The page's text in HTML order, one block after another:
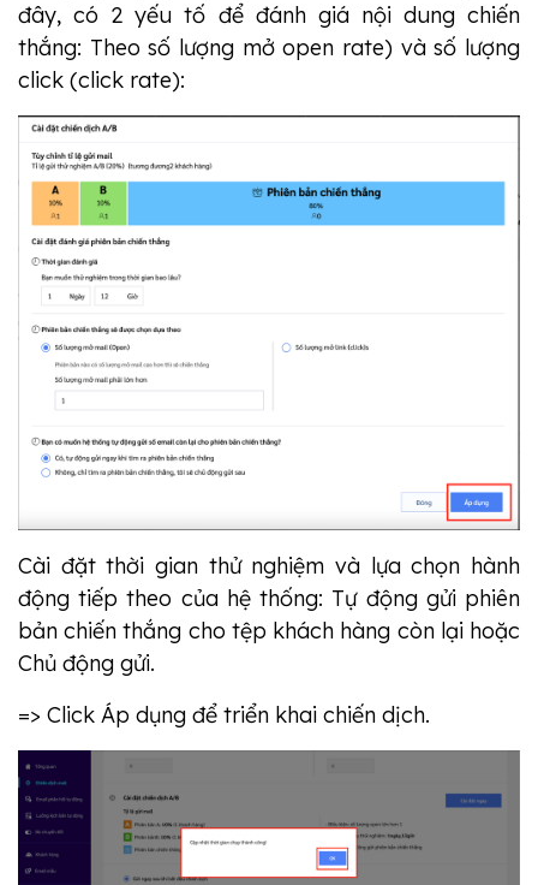
đây, có 2 yếu tố để đánh giá nội dung chiến
thắng: Theo số lượng mở open rate) và số lượng
click (click rate):
Cài đặt thời gian thử nghiệm và lựa chọn hành
động tiếp theo của hệ thống: Tự động gửi phiên
bản chiến thắng cho tệp khách hàng còn lại hoặc
Chủ động gửi.
=> Click Áp dụng để triển khai chiến dịch.